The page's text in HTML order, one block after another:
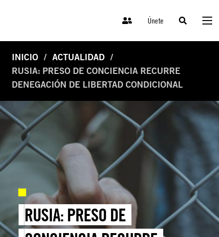
Únete
INICIO
ACTUALIDAD
RUSIA: PRESO DE CONCIENCIA RECURRE
DENEGACIÓN DE LIBERTAD CONDICIONAL
RUSIA: PRESO DE